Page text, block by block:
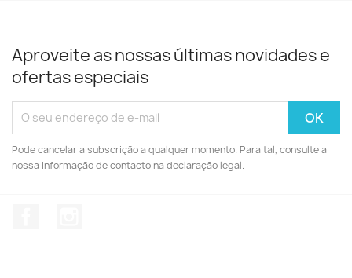
Aproveite as nossas últimas novidades e
ofertas especiais
Pode cancelar a subscrição a qualquer momento. Para tal, consulte a
nossa informação de contacto na declaração legal.